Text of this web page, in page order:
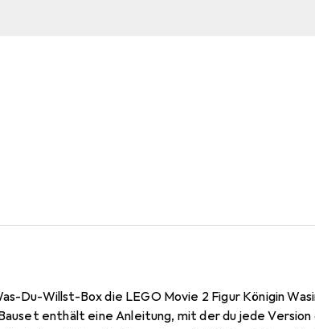
Du-Willst-Box die LEGO Movie 2 Figur Königin
enthält eine Anleitung, mit der du jede Version